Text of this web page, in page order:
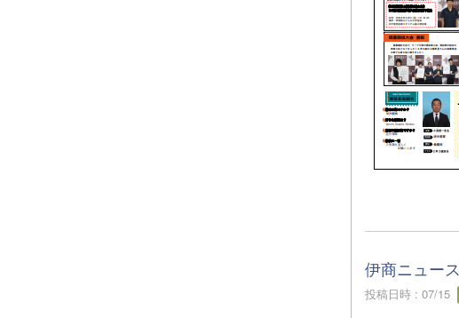
伊商ニュース
投稿日時 : 07/15